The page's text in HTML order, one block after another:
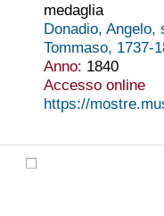
medaglia
Donadio,
Tommaso, 1737-
Anno: 1840
Accesso online
https://